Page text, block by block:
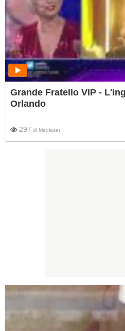
Grande Fratello VIP -
Orlando
297 di Mediaset